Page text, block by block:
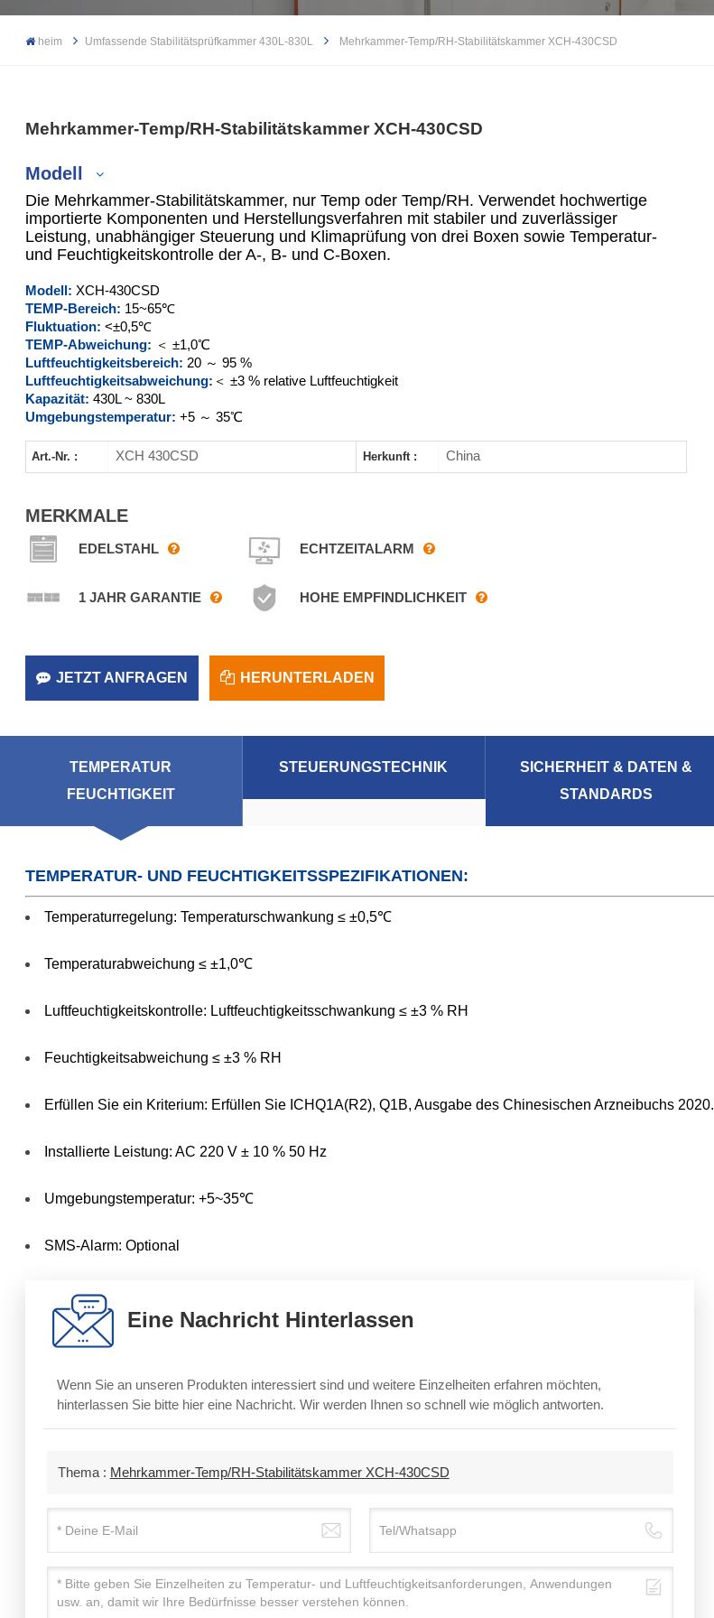
heim Umfassende Stabilitätsprüfkammer 430L-830L Mehrkammer-Temp/RH-Stabilitätskammer XCH-430CSD
Mehrkammer-Temp/RH-Stabilitätskammer XCH-430CSD
Modell
XCH-430SD
XCH-830SD
XCH-430CSD
XCH-830CSD
Die Mehrkammer-Stabilitätskammer, nur Temp oder Temp/RH. Verwendet hochwertige
importierte Komponenten und Herstellungsverfahren mit stabiler und zuverlässiger
Leistung, unabhängiger Steuerung und Klimaprüfung von drei Boxen sowie Temperatur-
und Feuchtigkeitskontrolle der A-, B- und C-Boxen.
Modell:XCH-430CSD
TEMP-Bereich: 15~65℃
Fluktuation:<±0,5℃
TEMP-Abweichung: ＜ ±1,0℃
Luftfeuchtigkeitsbereich: 20 ～ 95 %
Luftfeuchtigkeitsabweichung: ＜ ±3 % relative Luftfeuchtigkeit
Kapazität: 430L ~ 830L
Umgebungstemperatur:+5 ～ 35℃
Art.-Nr. : XCH 430CSD Herkunft : China
MERKMALE
EDELSTAHL ECHTZEITALARM
1 JAHR GARANTIE HOHE EMPFINDLICHKEIT
JETZT ANFRAGEN HERUNTERLADEN
TEMPERATUR
FEUCHTIGKEIT
STEUERUNGSTECHNIK
SICHERHEIT & DATEN &
STANDARDS
TEMPERATUR- UND FEUCHTIGKEITSSPEZIFIKATIONEN:
Temperaturregelung: Temperaturschwankung ≤ ±0,5℃
Temperaturabweichung ≤ ±1,0℃
Luftfeuchtigkeitskontrolle: Luftfeuchtigkeitsschwankung ≤ ±3 % RH
Feuchtigkeitsabweichung ≤ ±3 % RH
Erfüllen Sie ein Kriterium: Erfüllen Sie ICHQ1A(R2), Q1B, Ausgabe des Chinesischen Arzneibuchs 2020.
Installierte Leistung: AC 220 V ± 10 % 50 Hz
Umgebungstemperatur: +5~35℃
SMS-Alarm: Optional
Eine Nachricht Hinterlassen
Wenn Sie an unseren Produkten interessiert sind und weitere Einzelheiten erfahren möchten,
hinterlassen Sie bitte hier eine Nachricht. Wir werden Ihnen so schnell wie möglich antworten.
Thema : Mehrkammer-Temp/RH-Stabilitätskammer XCH-430CSD